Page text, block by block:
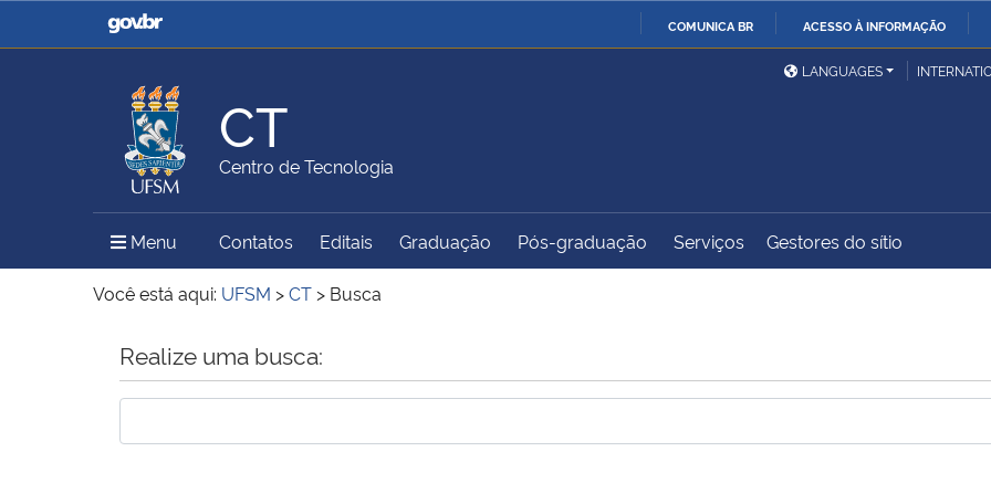
COMUNICA BR ACESSO À INFORMAÇÃO
Casa Civil
Ministério da Justiça e
Ministério da Defesa
Ministério das Relações
Exteriores
Ministério da Agricultura,
Pecuária e Abastecimento
Ministério do Meio Ambiente Ministério do Turismo
Ministério do
Controladoria-Geral da
LANGUAGES
CT
Centro de Tecnologia
Menu Menu Principal do Sítio
Contatos Editais Graduação Pós-graduação Serviços Gestores do sítio
Você está aqui: UFSM >CT > Busca
Início do conteúdo
Realize uma busca: